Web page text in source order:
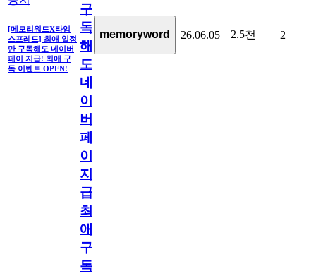
[메모리워드X타임
스프레드] 최애 일정
만 구독해도 네이버
페이 지급! 최애 구
독 이벤트 OPEN!
구
독
해
도
네
이
버
페
이
지
급!
최
애
구
독
memoryword 26.06.05 2.5천 2